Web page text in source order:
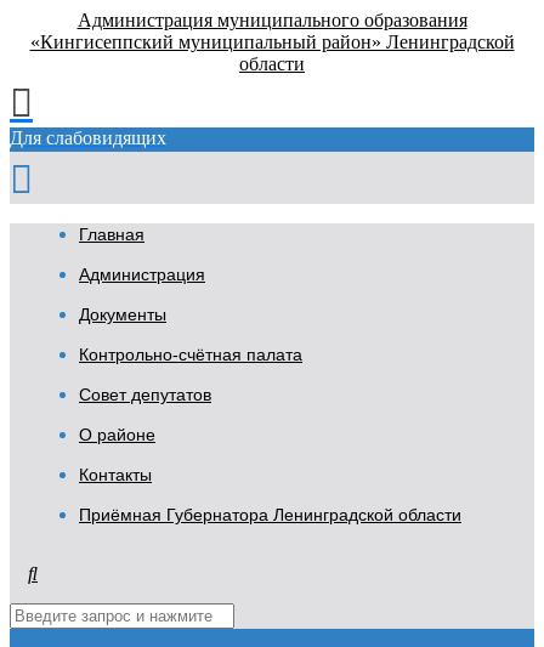
Администрация муниципального образования
«Кингисеппский муниципальный район» Ленинградской
области
Для слабовидящих
Главная
Администрация
Документы
Контрольно-счётная палата
Совет депутатов
О районе
Контакты
Приёмная Губернатора Ленинградской области